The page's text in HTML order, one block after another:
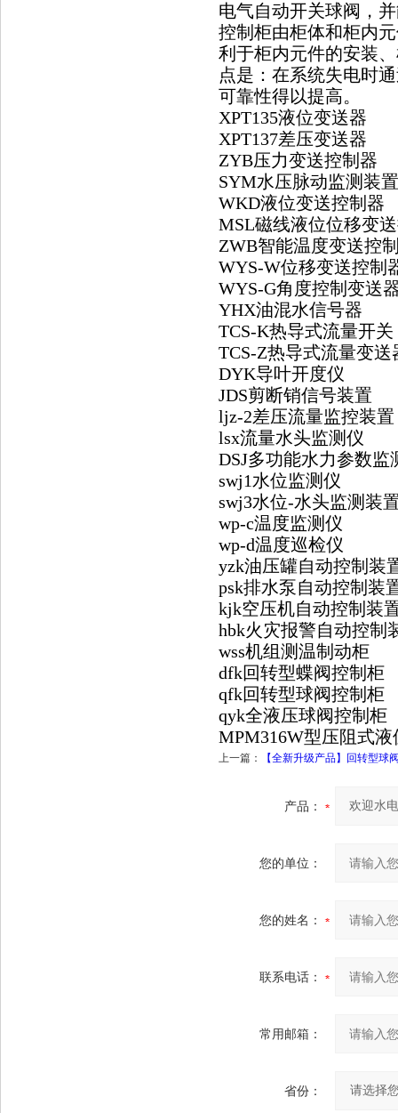
电气自动开关球阀，
控制柜由柜体和柜内
利于柜内元件的安装
点是：在系统失电时
可靠性得以提高。
XPT135液位变送器
XPT137差压变送器
ZYB压力变送控制器
SYM水压脉动监测
WKD液位变送控制器
MSL磁线液位位移变
ZWB智能温度变送控
WYS-W位移变送控
WYS-G角度控制变送
YHX油混水信号器
TCS-K热导式流量开
TCS-Z热导式流量变
DYK导叶开度仪
JDS剪断销信号装置
ljz-2差压流量监控装
lsx流量水头监测仪
DSJ多功能水力参数
swj1水位监测仪
swj3水位-水头监测
wp-c温度监测仪
wp-d温度巡检仪
yzk油压罐自动控制
psk排水泵自动控制
kjk空压机自动控制
hbk火灾报警自动控
wss机组测温制动柜
dfk回转型蝶阀控制柜
qfk回转型球阀控制柜
qyk全液压球阀控制柜
MPM316W型压阻式
上一篇： 【全新升级产品】回转型球
产品：
您的单位：
您的姓名：
联系电话：
常用邮箱：
省份：